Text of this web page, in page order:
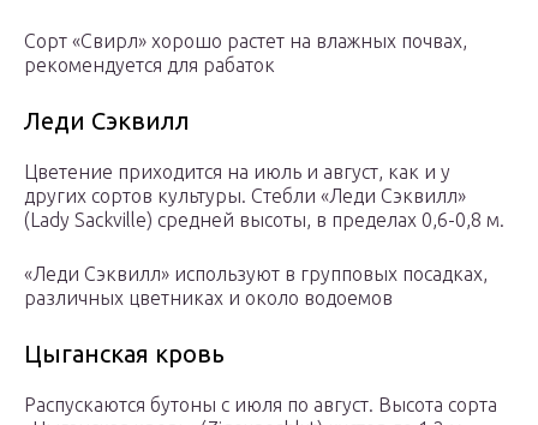
Сорт «Свирл» хорошо растет на влажных почвах,
рекомендуется для рабаток
Леди Сэквилл
Цветение приходится на июль и август, как и у
других сортов культуры. Стебли «Леди Сэквилл»
(Lady Sackville) средней высоты, в пределах 0,6-0,8 м.
«Леди Сэквилл» используют в групповых посадках,
различных цветниках и около водоемов
Цыганская кровь
Распускаются бутоны с июля по август. Высота сорта